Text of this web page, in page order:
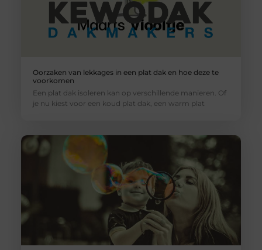
Oorzaken van lekkages in een plat dak en hoe deze te
voorkomen
Een plat dak isoleren kan op verschillende manieren. Of
je nu kiest voor een koud plat dak, een warm plat